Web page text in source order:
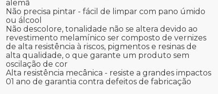
alemã
Não precisa pintar - fácil de limpar com pano úmido
ou álcool
Não descolore, tonalidade não se altera devido ao
revestimento melamínico ser composto de vernizes
de alta resistência à riscos, pigmentos e resinas de
alta qualidade, o que garante um produto sem
oscilação de cor
Alta resistência mecânica - resiste a grandes impactos
01 ano de garantia contra defeitos de fabricação